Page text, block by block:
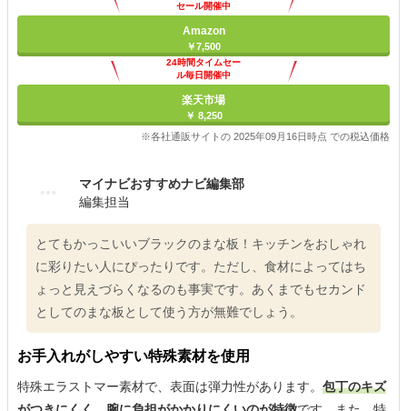
セール開催中
Amazon
￥7,500
24時間タイムセー
ル毎日開催中
楽天市場
￥ 8,250
※各社通販サイトの 2025年09月16日時点 での税込価格
マイナビおすすめナビ編集部
編集担当
とてもかっこいいブラックのまな板！キッチンをおしゃれ
に彩りたい人にぴったりです。ただし、食材によってはち
ょっと見えづらくなるのも事実です。あくまでもセカンド
としてのまな板として使う方が無難でしょう。
お手入れがしやすい特殊素材を使用
特殊エラストマー素材で、表面は弾力性があります。 包丁のキズ